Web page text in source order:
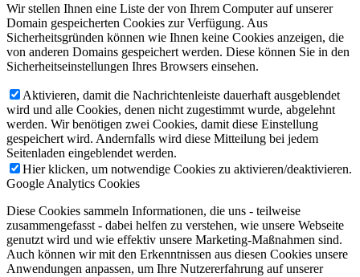
Wir stellen Ihnen eine Liste der von Ihrem Computer auf unserer
Domain gespeicherten Cookies zur Verfügung. Aus
Sicherheitsgründen können wie Ihnen keine Cookies anzeigen, die
von anderen Domains gespeichert werden. Diese können Sie in den
Sicherheitseinstellungen Ihres Browsers einsehen.
Aktivieren, damit die Nachrichtenleiste dauerhaft ausgeblendet
wird und alle Cookies, denen nicht zugestimmt wurde, abgelehnt
werden. Wir benötigen zwei Cookies, damit diese Einstellung
gespeichert wird. Andernfalls wird diese Mitteilung bei jedem
Seitenladen eingeblendet werden.
Hier klicken, um notwendige Cookies zu aktivieren/deaktivieren.
Google Analytics Cookies
Diese Cookies sammeln Informationen, die uns - teilweise
zusammengefasst - dabei helfen zu verstehen, wie unsere Webseite
genutzt wird und wie effektiv unsere Marketing-Maßnahmen sind.
Auch können wir mit den Erkenntnissen aus diesen Cookies unsere
Anwendungen anpassen, um Ihre Nutzererfahrung auf unserer